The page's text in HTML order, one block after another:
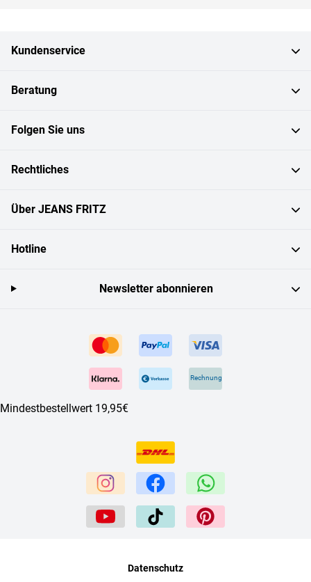
Kundenservice
Beratung
Folgen Sie uns
Rechtliches
Über JEANS FRITZ
Hotline
Rechnung
Mindestbestellwert 19,95€
Newsletter abonnieren
Datenschutz